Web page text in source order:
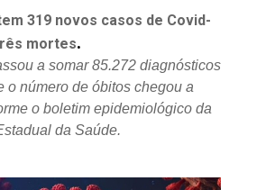
319 novos casos de Covid-
mortes.
a somar 85.272 diagnósticos
o número de óbitos chegou a
o boletim epidemiológico da
da Saúde.